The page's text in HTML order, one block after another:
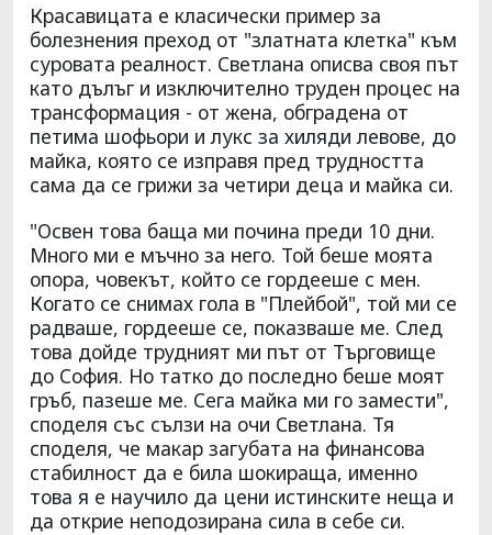
Красавицата е класически пример за
болезнения преход от "златната клетка" към
суровата реалност. Светлана описва своя път
като дълъг и изключително труден процес на
трансформация - от жена, обградена от
петима шофьори и лукс за хиляди левове, до
майка, която се изправя пред трудността
сама да се грижи за четири деца и майка си.
"Освен това баща ми почина преди 10 дни.
Много ми е мъчно за него. Той беше моята
опора, човекът, който се гордееше с мен.
Когато се снимах гола в "Плейбой", той ми се
радваше, гордееше се, показваше ме. След
това дойде трудният ми път от Търговище
до София. Но татко до последно беше моят
гръб, пазеше ме. Сега майка ми го замести",
споделя със сълзи на очи Светлана. Тя
споделя, че макар загубата на финансова
стабилност да е била шокираща, именно
това я е научило да цени истинските неща и
да открие неподозирана сила в себе си.